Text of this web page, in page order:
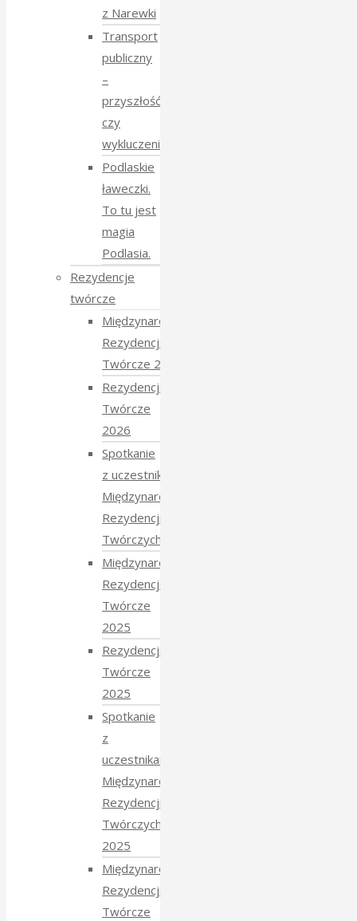
z Narewki
Transport
publiczny
–
przyszłość
czy
wykluczenie?
Podlaskie
ławeczki.
To tu jest
magia
Podlasia.
Rezydencje
twórcze
Międzynarodowe
Rezydencje
Twórcze 2026
Rezydencje
Twórcze
2026
Spotkanie
z uczestnikami
Międzynarodowych
Rezydencji
Twórczych 2026
Międzynarodowe
Rezydencje
Twórcze
2025
Rezydencje
Twórcze
2025
Spotkanie
z
uczestnikami
Międzynarodowych
Rezydencji
Twórczych
2025
Międzynarodowe
Rezydencje
Twórcze